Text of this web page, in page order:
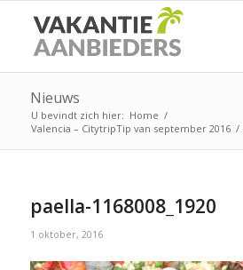
Nieuws
U bevindt zich hier: Home /
Valencia – CitytripTip van september 2016 /
paella-1168008_1920
1 oktober, 2016